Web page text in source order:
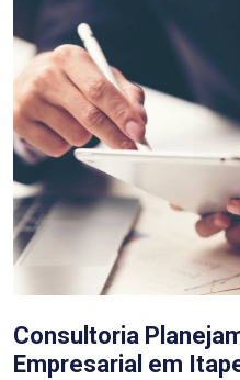
Consultoria
Empresarial em